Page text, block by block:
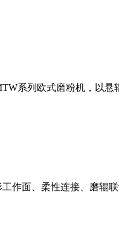
系列欧式磨粉机，以悬
作面、柔性连接、磨辊